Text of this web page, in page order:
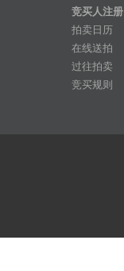
竞买人注册
拍卖日历
在线送拍
过往拍卖
竞买规则